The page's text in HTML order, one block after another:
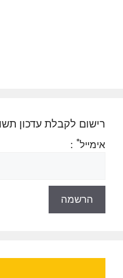
רישום לקבלת עדכון
אימייל*
: